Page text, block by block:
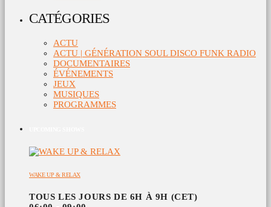
CATÉGORIES
ACTU
ACTU | GÉNÉRATION SOUL DISCO FUNK RADIO
DOCUMENTAIRES
ÉVÉNEMENTS
JEUX
MUSIQUES
PROGRAMMES
WAKE UP & RELAX
TOUS LES JOURS DE 6H À 9H (CET)